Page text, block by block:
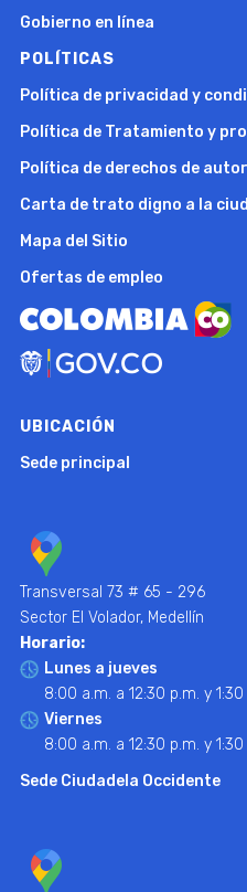
Gobierno en línea
POLÍTICAS
Política de privacidad y
Política de Tratamiento y
Política de derechos de autor
Carta de trato digno a la
Mapa del Sitio
Ofertas de empleo
UBICACIÓN
Sede principal
Transversal 73 # 65 - 296
Sector El Volador, Medellín
Horario:
Lunes a jueves
8:00 a.m. a 12:30 p.m. y
Viernes
8:00 a.m. a 12:30 p.m. y
Sede Ciudadela Occidente